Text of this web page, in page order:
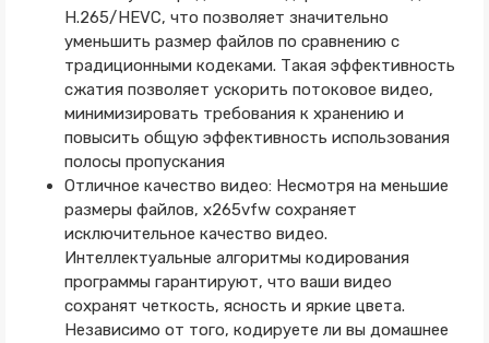
H.265/HEVC, что позволяет значительно
уменьшить размер файлов по сравнению с
традиционными кодеками. Такая эффективность
сжатия позволяет ускорить потоковое видео,
минимизировать требования к хранению и
повысить общую эффективность использования
полосы пропускания
Отличное качество видео: Несмотря на меньшие
размеры файлов, x265vfw сохраняет
исключительное качество видео.
Интеллектуальные алгоритмы кодирования
программы гарантируют, что ваши видео
сохранят четкость, ясность и яркие цвета.
Независимо от того, кодируете ли вы домашнее